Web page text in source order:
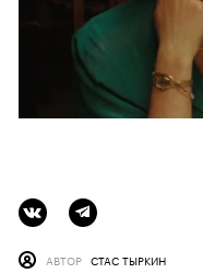
АВТОР СТАС ТЫРКИН